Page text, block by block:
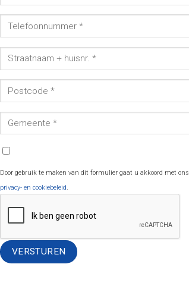
Door gebruik te maken van dit formulier gaat u akkoord met ons
privacy- en cookiebeleid.